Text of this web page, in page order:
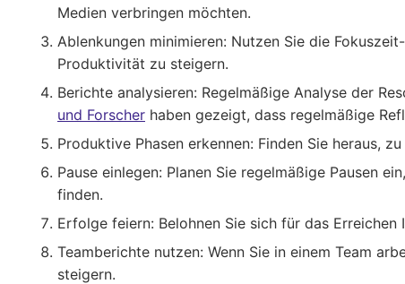
Medien verbringen möchten.
Ablenkungen minimieren: Nutzen Sie die
Produktivität zu steigern.
Berichte analysieren: Regelmäßige Analyse der
und Forscher haben gezeigt, dass regelmäßige
Produktive Phasen erkennen: Finden Sie heraus,
Pause einlegen: Planen Sie regelmäßige Pausen
finden.
Erfolge feiern: Belohnen Sie sich für das
Teamberichte nutzen: Wenn Sie in einem Team
steigern.